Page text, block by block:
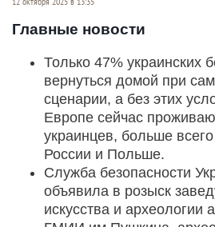
Главные новости
Только 47% украинских
вернуться домой при
сценарии, а без этих
Европе сейчас
украинцев, больше
России и Польше.
Служба безопасности
объявила в розыск
искусства и археологии